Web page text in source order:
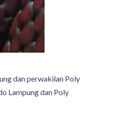
dan perwakilan Poly
Lampung dan Poly